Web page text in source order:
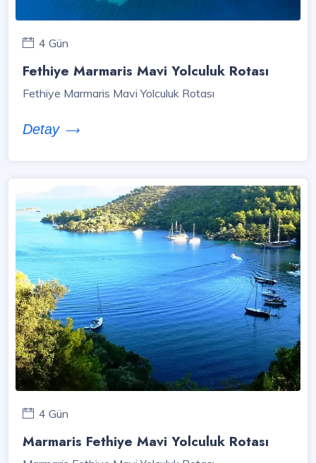
4 Gün
Fethiye Marmaris Mavi Yolculuk Rotası
Fethiye Marmaris Mavi Yolculuk Rotası
Detay
4 Gün
Marmaris Fethiye Mavi Yolculuk Rotası